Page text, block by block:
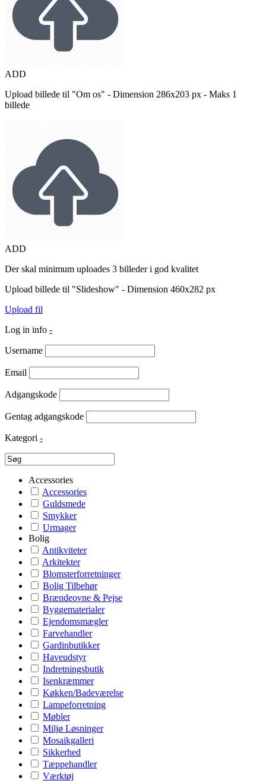
ADD
Upload billede til "Om os" - Dimension 286x203 px - Maks 1
billede
ADD
Der skal minimum uploades 3 billeder i god kvalitet
Upload billede til "Slideshow" - Dimension 460x282 px
Upload fil
Log in info -
Username
Email
Adgangskode
Gentag adgangskode
Kategori -
Accessories
Accessories
Guldsmede
Smykker
Urmager
Bolig
Antikviteter
Arkitekter
Blomsterforretninger
Bolig Tilbehør
Brændeovne & Pejse
Byggematerialer
Ejendomsmægler
Farvehandler
Gardinbutikker
Haveudstyr
Indretningsbutik
Isenkræmmer
Køkken/Badeværelse
Lampeforretning
Møbler
Miljø Løsninger
Mosaikgalleri
Sikkerhed
Tæppehandler
Værktøj